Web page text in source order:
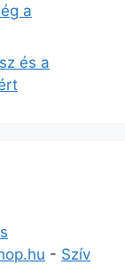
a
és a
- Szív